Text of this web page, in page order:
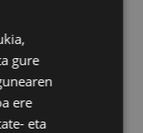
gure
ere
eta